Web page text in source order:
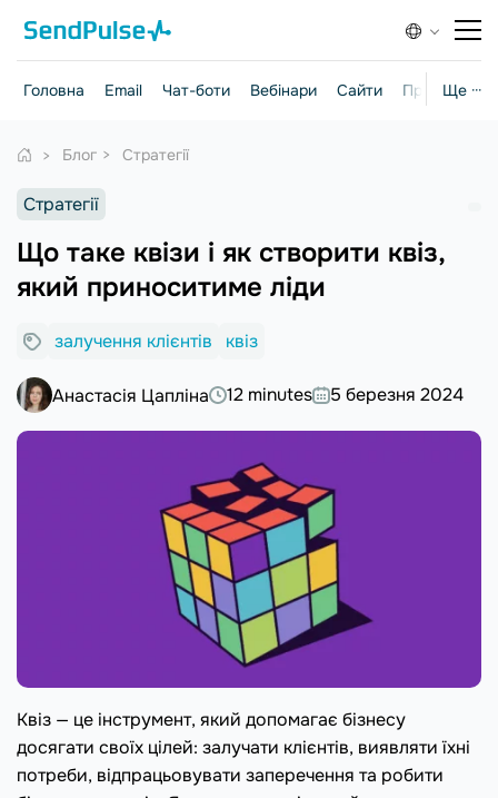
Ще ···
Головна Email Чат-боти Вебінари Сайти Практичні
Блог Стратегії
Стратегії
Що таке квізи і як створити квіз,
який приноситиме ліди
залучення клієнтів квіз
Анастасія Цапліна 12 minutes 5 березня 2024
Квіз — це інструмент, який допомагає бізнесу
досягати своїх цілей: залучати клієнтів, виявляти їхні
потреби, відпрацьовувати заперечення та робити